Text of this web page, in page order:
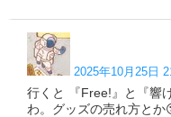
2025年10月25日
行くと 『Free!』と『響
わ。グッズの売れ方と